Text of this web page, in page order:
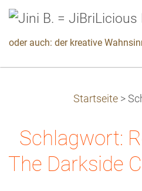
oder auch: der kreative
Startseite >
Schlagwort:
The Darkside